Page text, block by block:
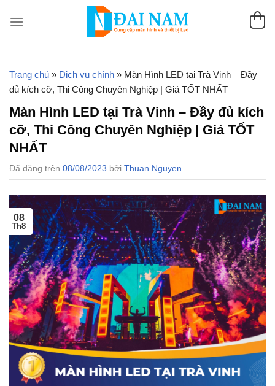
đến
Trang chủ » Dịch vụ chính » Màn Hình LED tại Trà Vinh – Đầy
đủ kích cỡ, Thi Công Chuyên Nghiệp | Giá TỐT NHẤT
Màn Hình LED tại Trà Vinh – Đầy đủ kích
cỡ, Thi Công Chuyên Nghiệp | Giá TỐT
NHẤT
Đã đăng trên 08/08/2023 bởi Thuan Nguyen
08
Th8